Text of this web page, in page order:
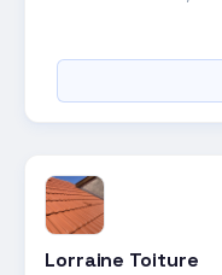
Lorraine Toiture